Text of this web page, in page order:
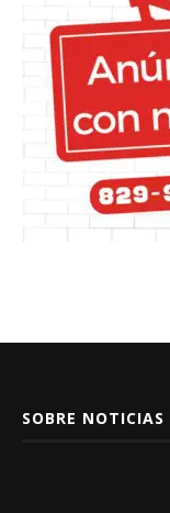
SOBRE NOTICIAS